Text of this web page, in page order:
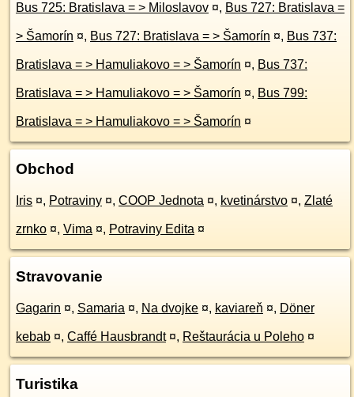
Bus 725: Bratislava = > Miloslavov ¤, Bus 727: Bratislava =
> Šamorín ¤, Bus 727: Bratislava = > Šamorín ¤, Bus 737:
Bratislava = > Hamuliakovo = > Šamorín ¤, Bus 737:
Bratislava = > Hamuliakovo = > Šamorín ¤, Bus 799:
Bratislava = > Hamuliakovo = > Šamorín ¤
Obchod
Iris ¤, Potraviny ¤, COOP Jednota ¤, kvetinárstvo ¤, Zlaté
zrnko ¤, Vima ¤, Potraviny Edita ¤
Stravovanie
Gagarin ¤, Samaria ¤, Na dvojke ¤, kaviareň ¤, Döner
kebab ¤, Caffé Hausbrandt ¤, Reštaurácia u Poleho ¤
Turistika